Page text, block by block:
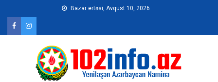
content
Bazar ertəsi, Avqust 10, 2026